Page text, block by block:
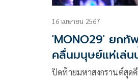
16 เมษายน 2567
'MONO29' ยกทั
คลื่นมนุษย์แห่เล่น
ปิดท้ายมหาสงกรานต์สุด